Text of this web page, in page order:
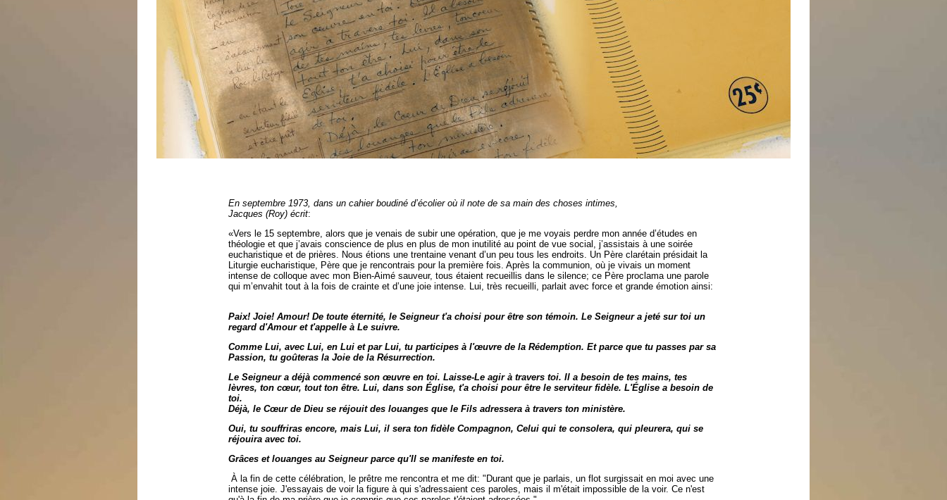
En septembre 1973, dans un cahier boudiné d’écolier où il note de sa main des choses intimes,
Jacques (Roy) écrit:
«Vers le 15 septembre, alors que je venais de subir une opération, que je me voyais perdre mon année d’études en
théologie et que j’avais conscience de plus en plus de mon inutilité au point de vue social, j’assistais à une soirée
eucharistique et de prières. Nous étions une trentaine venant d’un peu tous les endroits. Un Père clarétain présidait la
Liturgie eucharistique, Père que je rencontrais pour la première fois. Après la communion, où je vivais un moment
intense de colloque avec mon Bien-Aimé sauveur, tous étaient recueillis dans le silence; ce Père proclama une parole
qui m’envahit tout à la fois de crainte et d’une joie intense. Lui, très recueilli, parlait avec force et grande émotion ainsi:
Paix! Joie! Amour! De toute éternité, le Seigneur t'a choisi pour être son témoin. Le Seigneur a jeté sur toi un
regard d'Amour et t'appelle à Le suivre.
Comme Lui, avec Lui, en Lui et par Lui, tu participes à l'œuvre de la Rédemption. Et parce que tu passes par sa
Passion, tu goûteras la Joie de la Résurrection.
Le Seigneur a déjà commencé son œuvre en toi. Laisse-Le agir à travers toi. Il a besoin de tes mains, tes
lèvres, ton cœur, tout ton être. Lui, dans son Église, t'a choisi pour être le serviteur fidèle. L'Église a besoin de
toi.
Déjà, le Cœur de Dieu se réjouit des louanges que le Fils adressera à travers ton ministère.
Oui, tu souffriras encore, mais Lui, il sera ton fidèle Compagnon, Celui qui te consolera, qui pleurera, qui se
réjouira avec toi.
Grâces et louanges au Seigneur parce qu'Il se manifeste en toi.
À la fin de cette célébration, le prêtre me rencontra et me dit: "Durant que je parlais, un flot surgissait en moi avec une
intense joie. J'essayais de voir la figure à qui s'adressaient ces paroles, mais il m'était impossible de la voir. Ce n'est